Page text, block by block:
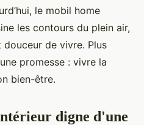
le mobil home
les contours du plein air,
de vivre. Plus
promesse : vivre la
bien-être.
digne d'une